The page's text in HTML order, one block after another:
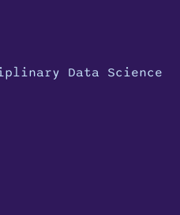
Data Science